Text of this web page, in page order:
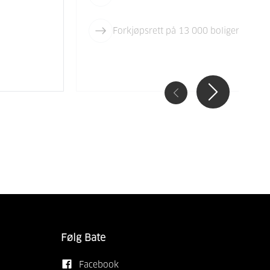
Forkjøpsrett på 13 000 boliger i
Følg Bate
Facebook